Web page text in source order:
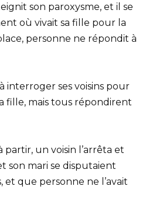
son paroxysme, et il se
où vivait sa fille pour la
personne ne répondit à
interroger ses voisins pour
fille, mais tous répondirent
partir, un voisin l’arrêta et
son mari se disputaient
et que personne ne l’avait